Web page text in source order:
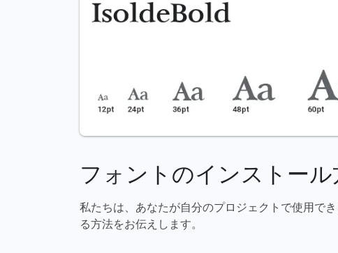
フォントのインストール
私たちは、あなたが自分のプロジェクトで使用で
る方法をお伝えします。